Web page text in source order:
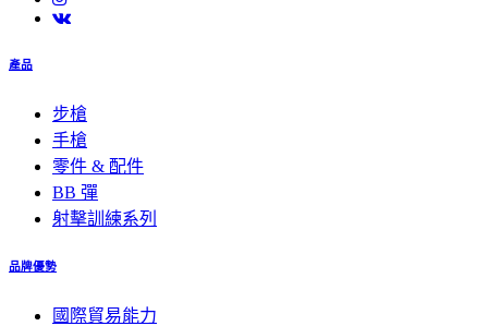
產品
步槍
手槍
零件 & 配件
BB 彈
射擊訓練系列
品牌優勢
國際貿易能力